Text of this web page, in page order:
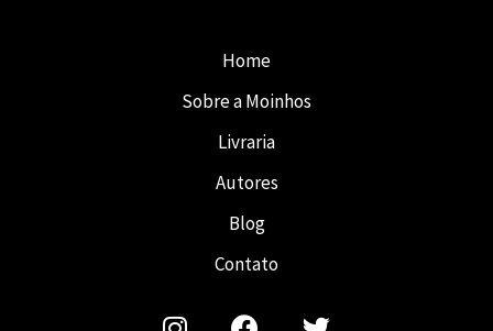
Home
Sobre a Moinhos
Livraria
Autores
Blog
Contato